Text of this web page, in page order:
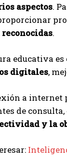
aspectos.
reconocidas.
educativa
digitales,
a internet
de
y la